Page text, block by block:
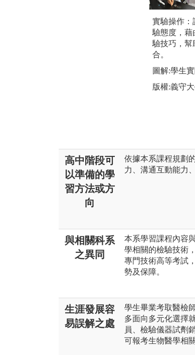
實驗操作：
驗態度，藉
驗技巧，幫
合。
圖解:學生
版權:義守
高中階段可
以準備的學
習方法或方
向
依據本系課程規劃
力、溝通互動能力
與相關科系
之異同
本系學習課程內容
學相關的檢驗技術
專門技術高等考試
勢及保障。
生涯發展容
易誤解之處
學生畢業考取醫檢
多面向多元化選擇
員、檢驗儀器試劑
可報考生物醫學相